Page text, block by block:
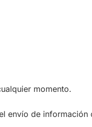
momento.
envío de